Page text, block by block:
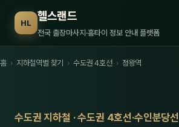
HL 헬스랜드
전국 출장마사지·홈타이 정보 안내 플랫폼
홈 › 지하철역별 찾기 › 수도권 4호선 › 정왕역
수도권 지하철 · 수도권 4호선·수인분당선